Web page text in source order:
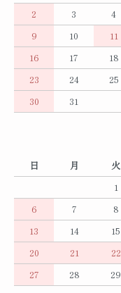
2
3 4
9
10 11
16
17 18
23
24 25
30
31
日 月 火
1
6
7 8
13
14 15
20
21 22
27
28 29